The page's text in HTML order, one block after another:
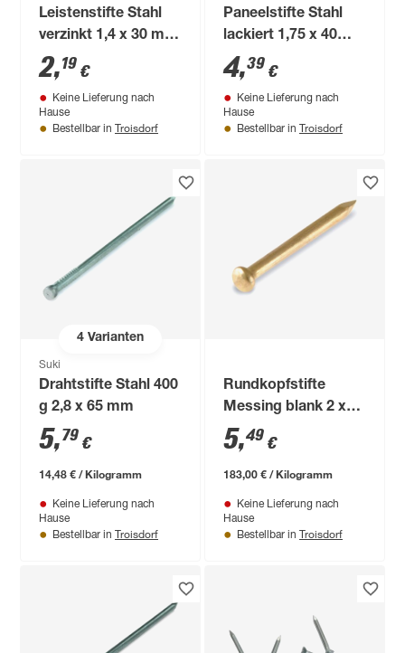
Leistenstifte Stahl
verzinkt 1,4 x 30 mm
100 Stück
2,19 €
Keine Lieferung nach
Hause
Bestellbar in Troisdorf
Paneelstifte Stahl
lackiert 1,75 x 40
mm weiß 100 Stück
4,39 €
Keine Lieferung nach
Hause
Bestellbar in Troisdorf
4Varianten
Suki
Drahtstifte Stahl 400
g 2,8 x 65 mm
5,79 €
14,48 € / Kilogramm
Keine Lieferung nach
Hause
Bestellbar in Troisdorf
Rundkopfstifte
Messing blank 2 x
25 mm 30 Stück
5,49 €
183,00 € / Kilogramm
Keine Lieferung nach
Hause
Bestellbar in Troisdorf